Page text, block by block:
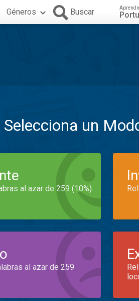
Géneros Buscar
Selecciona un
al azar de 259 (10%)
al azar de 259